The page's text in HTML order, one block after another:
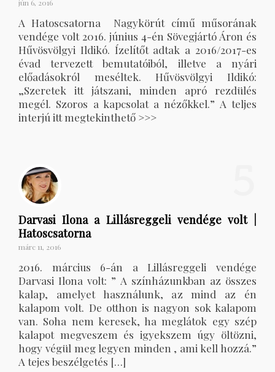
jún 6, 2016
A Hatoscsatorna Nagykörút című műsorának
vendége volt 2016. június 4-én Sövegjártó Áron és
Hűvösvölgyi Ildikó. Ízelítőt adtak a 2016/2017-es
évad tervezett bemutatóiból, illetve a nyári
előadásokról meséltek. Hűvösvölgyi Ildikó:
„Szeretek itt játszani, minden apró rezdülés
megél. Szoros a kapcsolat a nézőkkel.” A teljes
interjú itt megtekinthető >>>
Darvasi Ilona a Lillásreggeli vendége volt |
Hatoscsatorna
márc 11, 2016
2016. március 6-án a Lillásreggeli vendége
Darvasi Ilona volt: ” A színházunkban az összes
kalap, amelyet használunk, az mind az én
kalapom volt. De otthon is nagyon sok kalapom
van. Soha nem keresek, ha meglátok egy szép
kalapot megveszem és igyekszem úgy öltözni,
hogy végül meg legyen minden , ami kell hozzá.”
A tejes beszélgetés […]